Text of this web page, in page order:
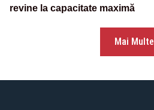
revine la capacitate maximă
Mai Multe